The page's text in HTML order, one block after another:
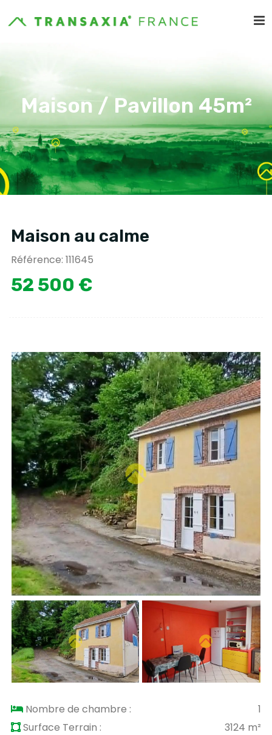
Maison / Pavillon 45m²
Maison au calme
Référence: 111645
52 500 €
Nombre de chambre :
1
Surface Terrain :
3124 m²